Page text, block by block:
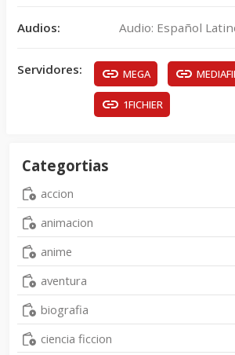
Audios: Audio: Español
Servidores: MEGA
1FICHIER
Categortias
accion
animacion
anime
aventura
biografia
ciencia ficcion